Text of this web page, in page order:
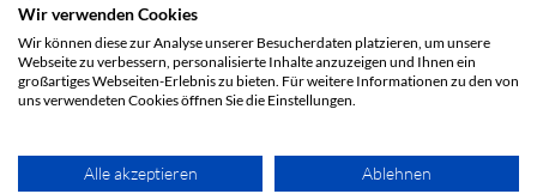
Impression
Protection des données
Wir verwenden Cookies
Wir können diese zur Analyse unserer Besucherdaten platzieren, um unsere
Webseite zu verbessern, personalisierte Inhalte anzuzeigen und Ihnen ein
großartiges Webseiten-Erlebnis zu bieten. Für weitere Informationen zu den von
uns verwendeten Cookies öffnen Sie die Einstellungen.
Alle akzeptieren Ablehnen